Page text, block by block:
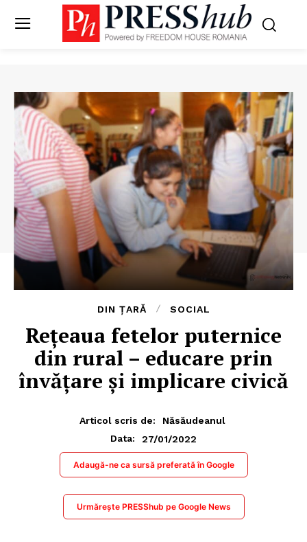
DIN ȚARĂ SOCIAL
Rețeaua fetelor puternice
din rural – educare prin
învățare și implicare civică
Articol scris de:
Năsăudeanul
Data:
27/01/2022
Adaugă-ne ca sursă preferată în Google
Urmărește PRESShub pe Google News